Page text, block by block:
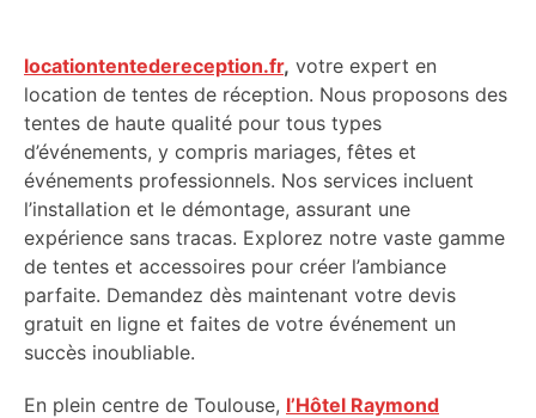
locationtentedereception.fr, votre expert en
location de tentes de réception. Nous proposons des
tentes de haute qualité pour tous types
d’événements, y compris mariages, fêtes et
événements professionnels. Nos services incluent
l’installation et le démontage, assurant une
expérience sans tracas. Explorez notre vaste gamme
de tentes et accessoires pour créer l’ambiance
parfaite. Demandez dès maintenant votre devis
gratuit en ligne et faites de votre événement un
succès inoubliable.
En plein centre de Toulouse, l’Hôtel Raymond